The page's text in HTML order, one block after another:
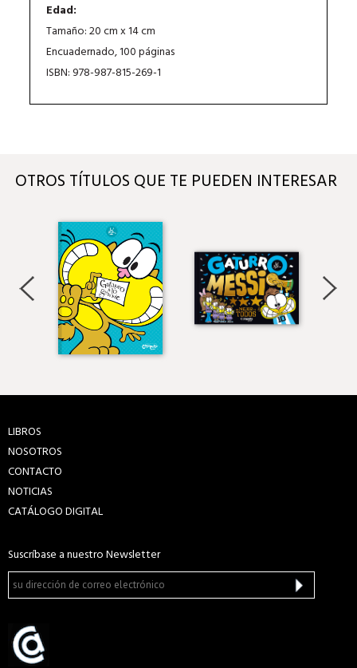
Edad:
Tamaño: 20 cm x 14 cm
Encuadernado, 100 páginas
ISBN: 978-987-815-269-1
OTROS TÍTULOS QUE TE PUEDEN INTERESAR
LIBROS
NOSOTROS
CONTACTO
NOTICIAS
CATÁLOGO DIGITAL
Suscríbase a nuestro Newsletter